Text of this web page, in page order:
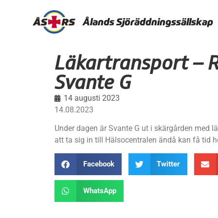
Ålands Sjöräddningssällskap
Läkartransport –
Svante G
14 augusti 2023
14.08.2023
Under dagen är Svante G ut i skärgården med
att ta sig in till Hälsocentralen ändå kan få tid
Facebook Twitter
WhatsApp